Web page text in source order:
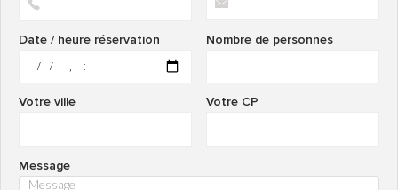
Nombre de personnes
Date / heure réservation
Votre CP
Votre ville
Message